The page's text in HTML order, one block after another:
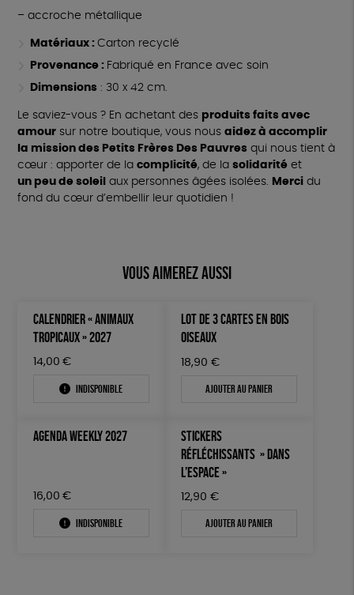
– accroche métallique
Matériaux : Carton recyclé
Provenance : Fabriqué en France avec soin
Dimensions : 30 x 42 cm.
Le saviez-vous ? En achetant des produits faits avec
amoursur notre boutique, vous nous aidez à accomplir
la mission des Petits Frères Des Pauvres qui nous tient à
cœur : apporter de la complicité, de la solidaritéet
un peu de soleil aux personnes âgées isolées. Mercidu
fond du cœur d’embellir leur quotidien !
Vous aimerez aussi
CALENDRIER « ANIMAUX
TROPICAUX » 2027
14,00 €
Indisponible
LOT DE 3 CARTES EN BOIS
OISEAUX
18,90 €
Ajouter au panier
AGENDA WEEKLY 2027
16,00 €
Indisponible
STICKERS
RÉFLÉCHISSANTS » DANS
L’ESPACE »
12,90 €
Ajouter au panier